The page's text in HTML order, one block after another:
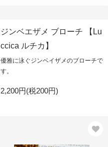
ジンベエザメ ブローチ 【Lu
ccica ルチカ】
優雅に泳ぐジンベイザメのブローチで
す。
2,200円(税200円)